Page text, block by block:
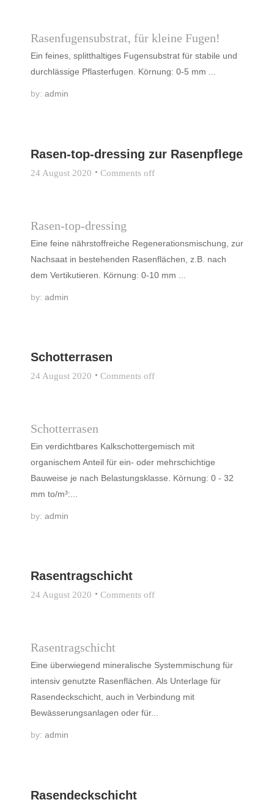
Rasenfugensubstrat, für kleine Fugen!
Ein feines, splitthaltiges Fugensubstrat für stabile und
durchlässige Pflasterfugen. Körnung: 0-5 mm ...
by: admin
Rasen-top-dressing zur Rasenpflege
24 August 2020 Comments off
Rasen-top-dressing
Eine feine nährstoffreiche Regenerationsmischung, zur
Nachsaat in bestehenden Rasenflächen, z.B. nach
dem Vertikutieren. Körnung: 0-10 mm ...
by: admin
Schotterrasen
24 August 2020 Comments off
Schotterrasen
Ein verdichtbares Kalkschottergemisch mit
organischem Anteil für ein- oder mehrschichtige
Bauweise je nach Belastungsklasse. Körnung: 0 - 32
mm to/m³:...
by: admin
Rasentragschicht
24 August 2020 Comments off
Rasentragschicht
Eine überwiegend mineralische Systemmischung für
intensiv genutzte Rasenflächen. Als Unterlage für
Rasendeckschicht, auch in Verbindung mit
Bewässerungsanlagen oder für...
by: admin
Rasendeckschicht